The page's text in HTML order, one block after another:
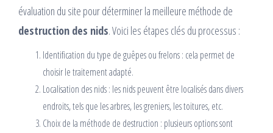
évaluation du site pour déterminer la meilleure méthode de
destruction des nids. Voici les étapes clés du processus :
Identification du type de guêpes ou frelons : cela permet de
choisir le traitement adapté.
Localisation des nids : les nids peuvent être localisés dans divers
endroits, tels que les arbres, les greniers, les toitures, etc.
Choix de la méthode de destruction : plusieurs options sont